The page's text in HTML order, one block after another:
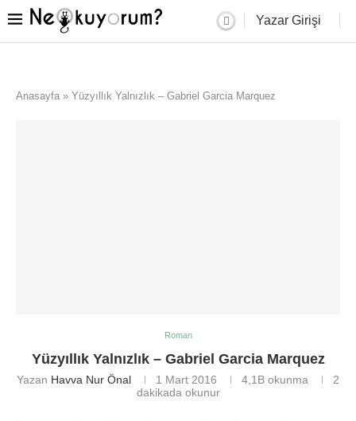
Yazar Girişi
Anasayfa » Yüzyıllık Yalnızlık – Gabriel Garcia Marquez
Roman
Yüzyıllık Yalnızlık – Gabriel Garcia Marquez
Yazan Havva Nur Önal 1 Mart 2016 4,1B okunma
2
dakikada okunur